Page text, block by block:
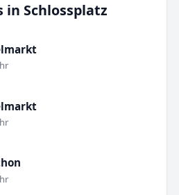
in Schlossplatz